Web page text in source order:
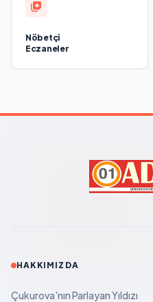
Nöbetçi
Eczaneler
HAKKIMIZDA
Çukurova'nın Parlayan Yıldızı